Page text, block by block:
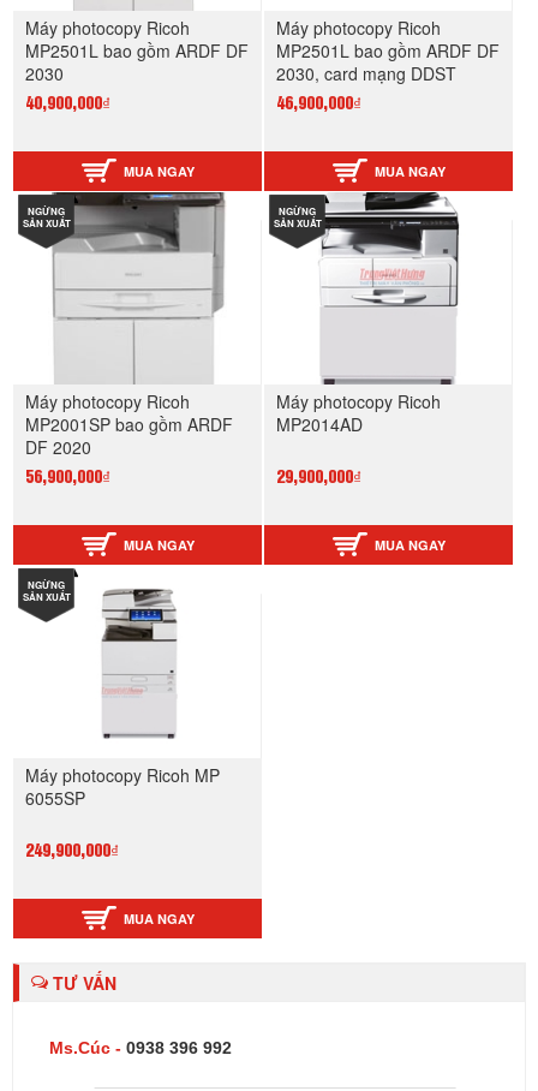
Máy photocopy Ricoh
MP2501L bao gồm ARDF DF
2030
40,900,000₫
MUA NGAY
Máy photocopy Ricoh
MP2501L bao gồm ARDF DF
2030, card mạng DDST
46,900,000₫
MUA NGAY
NGỪNG
SẢN XUẤT
Máy photocopy Ricoh
MP2001SP bao gồm ARDF
DF 2020
56,900,000₫
MUA NGAY
NGỪNG
SẢN XUẤT
Máy photocopy Ricoh
MP2014AD
29,900,000₫
MUA NGAY
NGỪNG
SẢN XUẤT
Máy photocopy Ricoh MP
6055SP
249,900,000₫
MUA NGAY
TƯ VẤN
Ms.Cúc - 0938 396 992